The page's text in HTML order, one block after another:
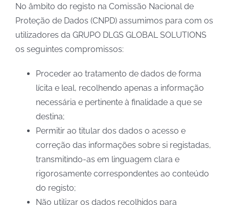
No âmbito do registo na Comissão Nacional de
Proteção de Dados (CNPD) assumimos para com os
utilizadores da GRUPO DLGS GLOBAL SOLUTIONS
os seguintes compromissos:
Proceder ao tratamento de dados de forma
lícita e leal, recolhendo apenas a informação
necessária e pertinente à finalidade a que se
destina;
Permitir ao titular dos dados o acesso e
correção das informações sobre si registadas,
transmitindo-as em linguagem clara e
rigorosamente correspondentes ao conteúdo
do registo;
Não utilizar os dados recolhidos para